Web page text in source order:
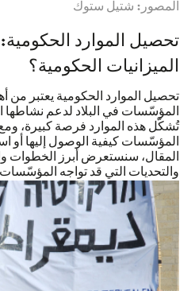
المصور: شتيل ستوك
تحصيل الموارد
الميزانيات الحكومية؟
تحصيل الموارد الحكومية يعتبر من
المؤسّسات في البلاد لدعم نشاطها
تُشكّل هذه الموارد فرصة كبيرة،
المؤسّسات كيفية الوصول إليها أو
المقال، سنستعرض أبرز الخطوات
والتحديات التي قد تواجه